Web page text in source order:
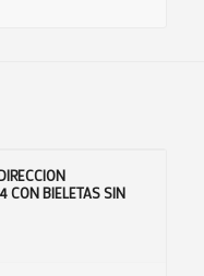
CON BIELETAS SIN